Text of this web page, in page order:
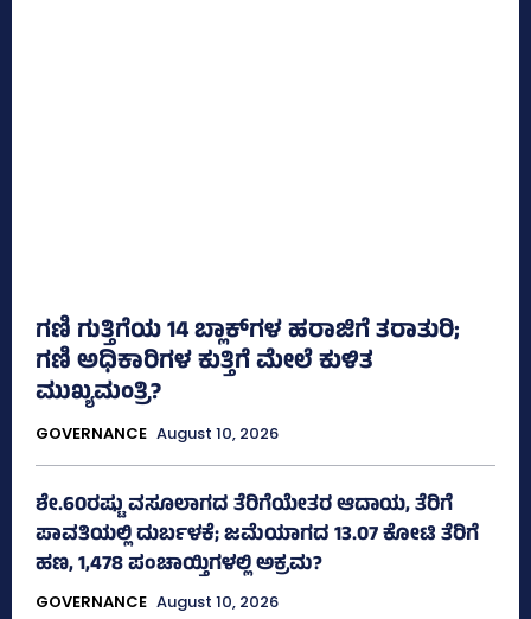
ಗಣಿ ಗುತ್ತಿಗೆಯ 14 ಬ್ಲಾಕ್‌ಗಳ ಹರಾಜಿಗೆ ತರಾತುರಿ;
ಗಣಿ ಅಧಿಕಾರಿಗಳ ಕುತ್ತಿಗೆ ಮೇಲೆ ಕುಳಿತ
ಮುಖ್ಯಮಂತ್ರಿ?
GOVERNANCE August 10, 2026
ಶೇ.60ರಷ್ಟು ವಸೂಲಾಗದ ತೆರಿಗೆಯೇತರ ಆದಾಯ, ತೆರಿಗೆ
ಪಾವತಿಯಲ್ಲಿ ದುರ್ಬಳಕೆ; ಜಮೆಯಾಗದ 13.07 ಕೋಟಿ ತೆರಿಗೆ
ಹಣ, 1,478 ಪಂಚಾಯ್ತಿಗಳಲ್ಲಿ ಅಕ್ರಮ?
GOVERNANCE August 10, 2026